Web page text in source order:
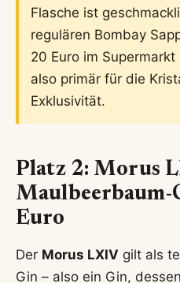
Flasche ist
regulären Bombay
20 Euro im
also primär für die
Exklusivität.
Platz 2: Morus
Euro
Der Morus LXIV gilt als
Gin – also ein Gin,